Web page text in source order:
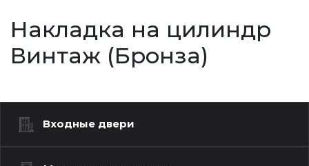
Накладка на цилиндр
Винтаж (Бронза)
Входные двери